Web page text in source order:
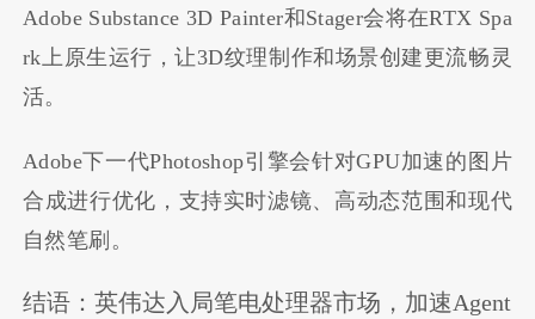
Adobe Substance 3D Painter和Stager会将在RTX Spa
rk上原生运行，让3D纹理制作和场景创建更流畅灵
活。
Adobe下一代Photoshop引擎会针对GPU加速的图片
合成进行优化，支持实时滤镜、高动态范围和现代
自然笔刷。
结语：英伟达入局笔电处理器市场，加速Agent